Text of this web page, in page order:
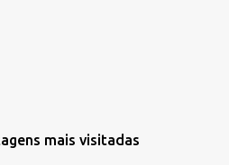
mais visitadas